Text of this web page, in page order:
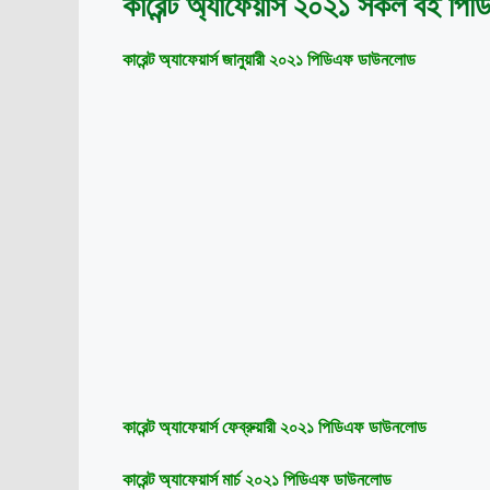
কারেন্ট অ্যাফেয়ার্স জানুয়ারী ২০২১ পিডিএফ ডাউনলোড
কারেন্ট অ্যাফেয়ার্স ফেব্রুয়ারী ২০২১ পিডিএফ ডাউনলোড
কারেন্ট অ্যাফেয়ার্স মার্চ ২০২১ পিডিএফ ডাউনলোড